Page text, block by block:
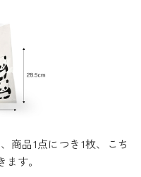
商品1点につき1枚、こち
す。